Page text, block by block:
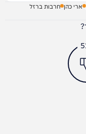
ארי כהן חרבות ברזל